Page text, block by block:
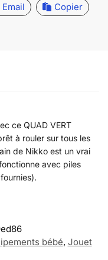
Email Copier
ce QUAD VERT
à rouler sur tous les
de Nikko est un vrai
avec piles
bébé, Jouet